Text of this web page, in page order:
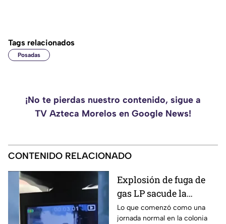
Tags relacionados
Posadas
¡No te pierdas nuestro contenido, sigue a
TV Azteca Morelos en Google News!
CONTENIDO RELACIONADO
Explosión de fuga de
gas LP sacude la
colonia Las Granjas
Lo que comenzó como una
jornada normal en la colonia